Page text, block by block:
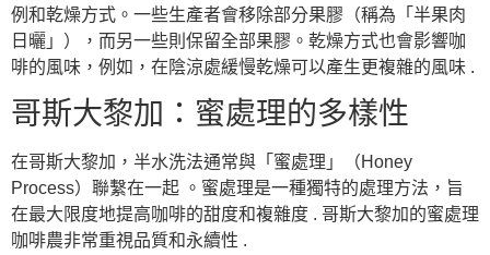
例和乾燥方式。一些生產者會移除部分果膠（稱為「半果肉
日曬」），而另一些則保留全部果膠。乾燥方式也會影響咖
啡的風味，例如，在陰涼處緩慢乾燥可以產生更複雜的風味 .
哥斯大黎加：蜜處理的多樣性
在哥斯大黎加，半水洗法通常與「蜜處理」（Honey
Process）聯繫在一起 。蜜處理是一種獨特的處理方法，旨
在最大限度地提高咖啡的甜度和複雜度 . 哥斯大黎加的蜜處理
咖啡農非常重視品質和永續性 .